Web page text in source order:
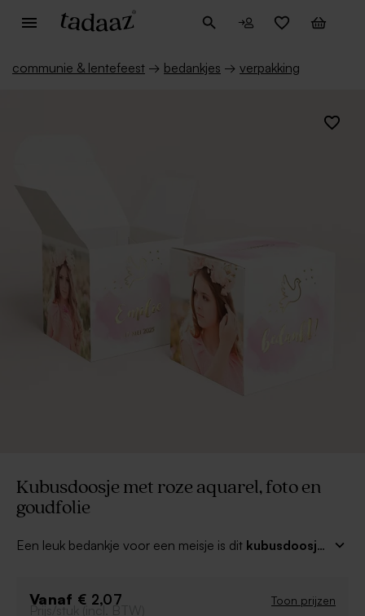
communie & lentefeest → bedankjes → verpakking
Kubusdoosje met roze aquarel, foto en
goudfolie
Een leuk bedankje voor een meisje is dit kubusdoosje
een mooie foto. Gebruik bij voorkeur een voedselveilig
Vanaf € 2,07 Toon prijzen
Prijs/stuk (incl. BTW)